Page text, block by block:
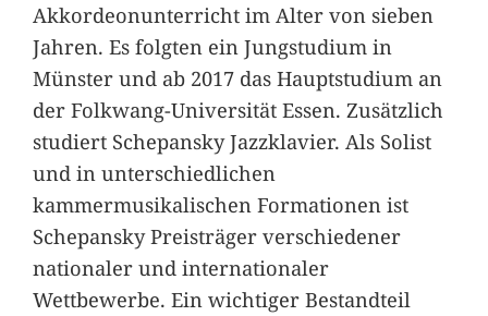
Akkordeonunterricht im Alter von sieben
Jahren. Es folgten ein Jungstudium in
Münster und ab 2017 das Hauptstudium an
der Folkwang-Universität Essen. Zusätzlich
studiert Schepansky Jazzklavier. Als Solist
und in unterschiedlichen
kammermusikalischen Formationen ist
Schepansky Preisträger verschiedener
nationaler und internationaler
Wettbewerbe. Ein wichtiger Bestandteil